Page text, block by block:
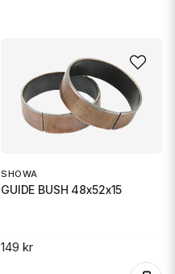
SHOWA
GUIDE BUSH 48x52x15
149 kr